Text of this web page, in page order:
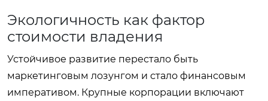
Экологичность как фактор
стоимости владения
Устойчивое развитие перестало быть
маркетинговым лозунгом и стало финансовым
императивом. Крупные корпорации включают